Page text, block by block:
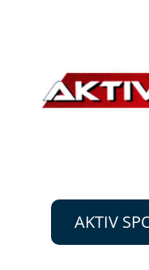
AKTIV